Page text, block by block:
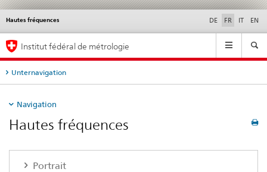
Hautes fréquences DE FR IT EN
Service
Navigation
Institut fédéral de métrologie
Unternavigation
Navigation
Hautes fréquences
Portrait